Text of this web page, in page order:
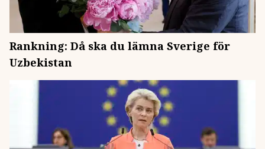
Rankning: Då ska du lämna Sverige för
Uzbekistan